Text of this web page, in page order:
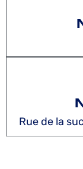
Rue de la